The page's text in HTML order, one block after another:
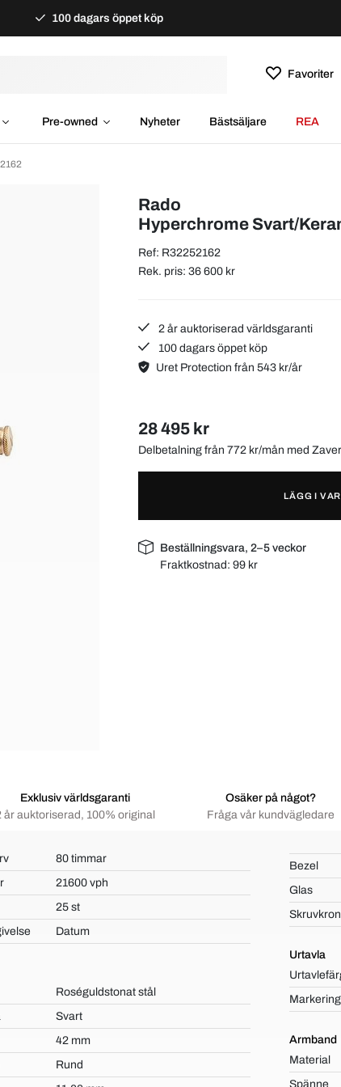
100 dagars öppet köp
Favoriter
Pre-owned Nyheter Bästsäljare REA
Rado
Hyperchrome Svart/
Ref: R32252162
Rek. pris: 36 600 kr
2 år auktoriserad världsgaranti
100 dagars öppet köp
Uret Protection från 543 kr/år
28 495 kr
Delbetalning från 772 kr/mån med Zaver
LÄGG I
Beställningsvara, 2–5 veckor
Fraktkostnad:99 kr
Exklusiv världsgaranti
år auktoriserad, 100% original
Osäker på något?
Fråga vår kundvägledare
80 timmar
21600 vph
25 st
Datum
Roséguldstonat stål
Svart
42 mm
Rund
Bezel
Glas
Urtavla
Armband
Material
Spänne